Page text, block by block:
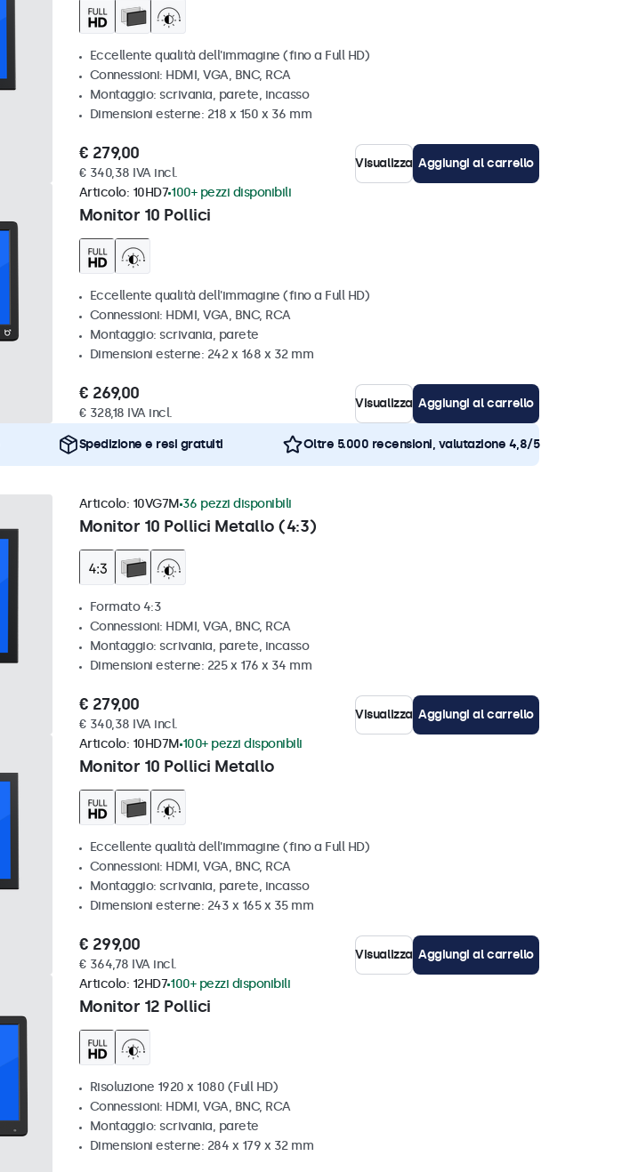
Eccellente qualità dell'immagine (fino a Full HD)
Connessioni: HDMI, VGA, BNC, RCA
Montaggio: scrivania, parete, incasso
Dimensioni esterne: 218 x 150 x 36 mm
€ 279,00
€ 340,38 IVA incl.
Visualizza Aggiungi al carrello
Monitor 10 Pollici
Articolo: 10HD7 100+ pezzi disponibili
Eccellente qualità dell'immagine (fino a Full HD)
Connessioni: HDMI, VGA, BNC, RCA
Montaggio: scrivania, parete
Dimensioni esterne: 242 x 168 x 32 mm
€ 269,00
€ 328,18 IVA incl.
Visualizza Aggiungi al carrello
Spedizione e resi gratuiti Oltre 5.000 recensioni, valutazione 4,8/5
Monitor 10 Pollici Metallo (4:3)
Articolo: 10VG7M 36 pezzi disponibili
Formato 4:3
Connessioni: HDMI, VGA, BNC, RCA
Montaggio: scrivania, parete, incasso
Dimensioni esterne: 225 x 176 x 34 mm
€ 279,00
€ 340,38 IVA incl.
Visualizza Aggiungi al carrello
Monitor 10 Pollici Metallo
Articolo: 10HD7M 100+ pezzi disponibili
Eccellente qualità dell'immagine (fino a Full HD)
Connessioni: HDMI, VGA, BNC, RCA
Montaggio: scrivania, parete, incasso
Dimensioni esterne: 243 x 165 x 35 mm
€ 299,00
€ 364,78 IVA incl.
Visualizza Aggiungi al carrello
Monitor 12 Pollici
Articolo: 12HD7 100+ pezzi disponibili
Risoluzione 1920 x 1080 (Full HD)
Connessioni: HDMI, VGA, BNC, RCA
Montaggio: scrivania, parete
Dimensioni esterne: 284 x 179 x 32 mm